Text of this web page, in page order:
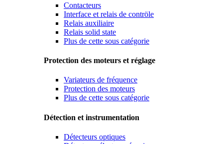
Contacteurs
Interface et relais de contröle
Relais auxiliaire
Relais solid state
Plus de cette sous catégorie
Protection des moteurs et réglage
Variateurs de fréquence
Protection des moteurs
Plus de cette sous catégorie
Détection et instrumentation
Détecteurs optiques